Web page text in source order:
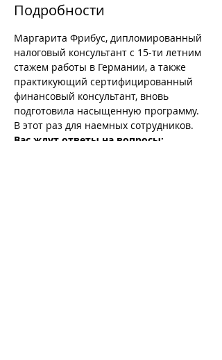
Подробности
Маргарита Фрибус, дипломированный
налоговый консультант с 15-ти летним
стажем работы в Германии, а также
практикующий сертифицированный
финансовый консультант, вновь
подготовила насыщенную программу.
В этот раз для наемных сотрудников.
Вас ждут ответы на вопросы: